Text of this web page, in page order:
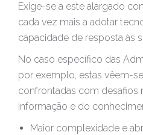
Exige-se a este alargado
cada vez mais a adotar
capacidade de resposta às
No caso específico das
por exemplo, estas vêem-
confrontadas com desafios
informação e do
Maior complexidade e